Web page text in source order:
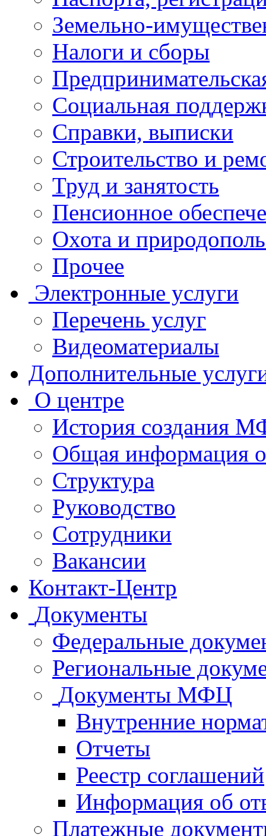
Земельно-
Налоги и сборы
Социальная
Справки, выписки
Строительство и
Труд и занятость
Пенсионное
Охота и
Прочее
Электронные услуги
Перечень услуг
Видеоматериалы
Дополнительные
О центре
История создания
Общая
Структура
Руководство
Сотрудники
Вакансии
Контакт-Центр
Документы
Федеральные
Региональные
Документы МФЦ
Внутренние
Отчеты
Реестр соглашений
Информация об
Платежные